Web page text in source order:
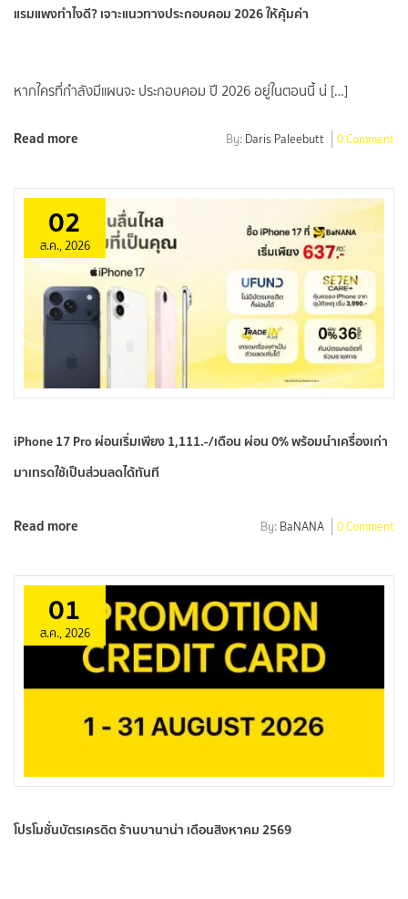
แรมแพงทำไงดี? เจาะแนวทางประกอบคอม 2026 ให้คุ้มค่า
หากใครที่กำลังมีแผนจะ ประกอบคอม ปี 2026 อยู่ในตอนนี้ น่ […]
Read more By: Daris Paleebutt 0 Comment
02
ส.ค., 2026
iPhone 17 Pro ผ่อนเริ่มเพียง 1,111.-/เดือน ผ่อน 0% พร้อมนำเครื่องเก่า
มาเทรดใช้เป็นส่วนลดได้ทันที
Read more By: BaNANA 0 Comment
01
ส.ค., 2026
โปรโมชั่นบัตรเครดิต ร้านบานาน่า เดือนสิงหาคม 2569